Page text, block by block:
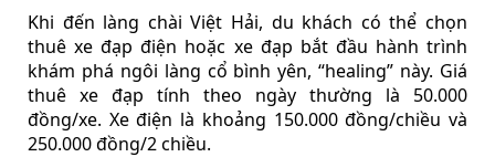
Khi đến làng chài Việt Hải, du khách có thể chọn
thuê xe đạp điện hoặc xe đạp bắt đầu hành trình
khám phá ngôi làng cổ bình yên, “healing” này. Giá
thuê xe đạp tính theo ngày thường là 50.000
đồng/xe. Xe điện là khoảng 150.000 đồng/chiều và
250.000 đồng/2 chiều.